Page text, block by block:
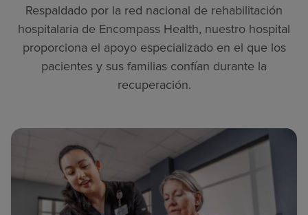
Respaldado por la red nacional de rehabilitación
hospitalaria de Encompass Health, nuestro hospital
proporciona el apoyo especializado en el que los
pacientes y sus familias confían durante la
recuperación.